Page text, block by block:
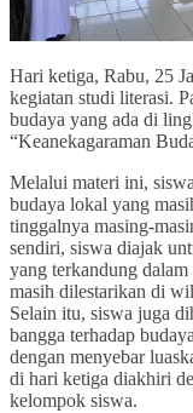
Hari ketiga, Rabu, 25
kegiatan studi literasi.
budaya yang ada di
“Keanekagaraman
Melalui materi ini,
budaya lokal yang
tinggalnya masing-
sendiri, siswa diajak
yang terkandung
masih dilestarikan di
Selain itu, siswa juga
bangga terhadap
dengan menyebar
di hari ketiga diakhiri
kelompok siswa.